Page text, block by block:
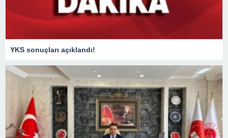
YKS sonuçları açıklandı!